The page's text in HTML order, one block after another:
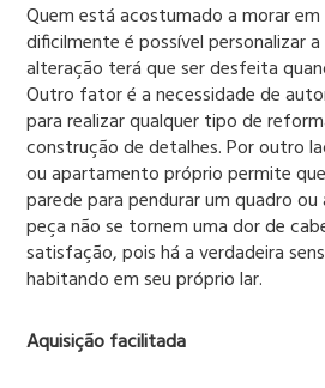
Quem está acostumado a morar em
dificilmente é possível personalizar
alteração terá que ser desfeita
Outro fator é a necessidade de
para realizar qualquer tipo de
construção de detalhes. Por outro
ou apartamento próprio permite
parede para pendurar um quadro
peça não se tornem uma dor de
satisfação, pois há a verdadeira
habitando em seu próprio lar.
Aquisição facilitada